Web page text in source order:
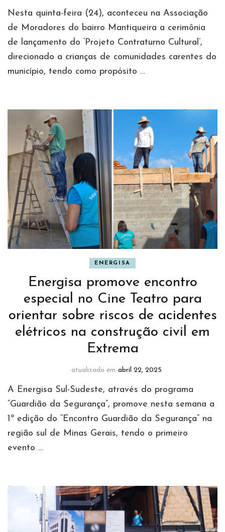
Nesta quinta-feira (24), aconteceu na Associação
de Moradores do bairro Mantiqueira a cerimônia
de lançamento do ‘Projeto Contraturno Cultural’,
direcionado a crianças de comunidades carentes do
município, tendo como propósito …
ENERGISA
Energisa promove encontro
especial no Cine Teatro para
orientar sobre riscos de acidentes
elétricos na construção civil em
Extrema
atualizado em abril 22, 2025
A Energisa Sul-Sudeste, através do programa
“Guardião da Segurança”, promove nesta semana a
1ª edição do “Encontro Guardião da Segurança” na
região sul de Minas Gerais, tendo o primeiro
evento …